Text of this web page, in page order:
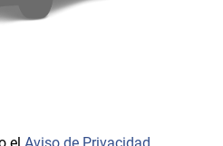
el Aviso de Privacidad